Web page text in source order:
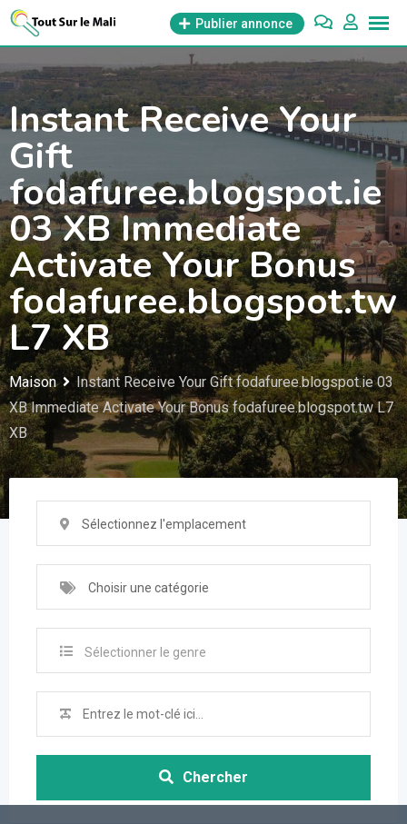
Aller
contenu
Publier annonce
Instant Receive Your
Gift
fodafuree.blogspot.ie
03 XB Immediate
Activate Your Bonus
fodafuree.blogspot.tw
L7 XB
Maison
Instant Receive Your Gift fodafuree.blogspot.ie 03
XB Immediate Activate Your Bonus fodafuree.blogspot.tw L7
XB
Sélectionnez l'emplacement
Choisir une catégorie
Sélectionner le genre
Chercher